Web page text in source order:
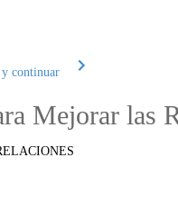
continuar
Mejorar las